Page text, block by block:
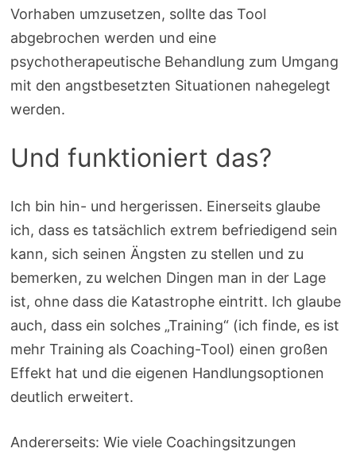
Vorhaben umzusetzen, sollte das Tool
abgebrochen werden und eine
psychotherapeutische Behandlung zum Umgang
mit den angstbesetzten Situationen nahegelegt
werden.
Und funktioniert das?
Ich bin hin- und hergerissen. Einerseits glaube
ich, dass es tatsächlich extrem befriedigend sein
kann, sich seinen Ängsten zu stellen und zu
bemerken, zu welchen Dingen man in der Lage
ist, ohne dass die Katastrophe eintritt. Ich glaube
auch, dass ein solches „Training“ (ich finde, es ist
mehr Training als Coaching-Tool) einen großen
Effekt hat und die eigenen Handlungsoptionen
deutlich erweitert.
Andererseits: Wie viele Coachingsitzungen